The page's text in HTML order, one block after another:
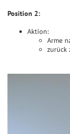
Position 2:
Aktion:
Arme
zurück